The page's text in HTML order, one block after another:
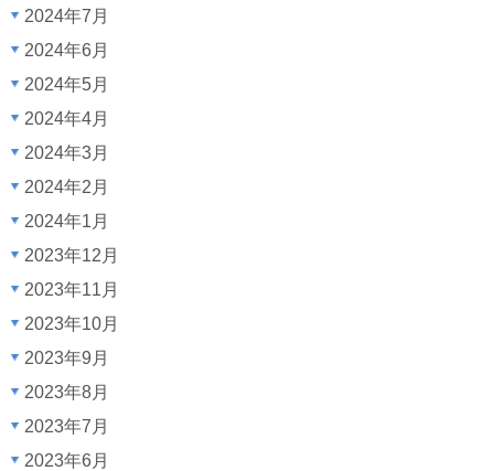
2024年7月
2024年6月
2024年5月
2024年4月
2024年3月
2024年2月
2024年1月
2023年12月
2023年11月
2023年10月
2023年9月
2023年8月
2023年7月
2023年6月